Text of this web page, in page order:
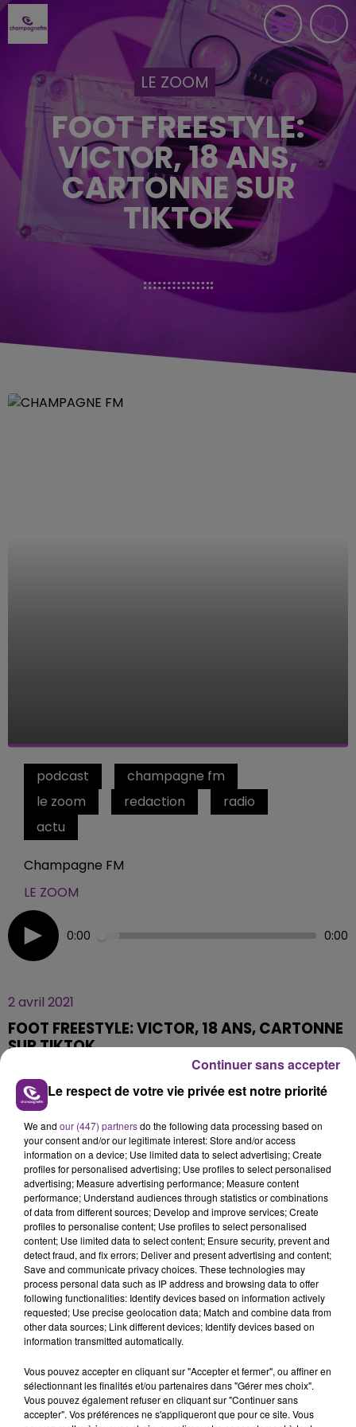
LE ZOOM
FOOT FREESTYLE:
VICTOR, 18 ANS,
CARTONNE SUR
TIKTOK
podcast
champagne fm
le zoom
redaction
radio
actu
Champagne FM
LE ZOOM
0:00 0:00
2 avril 2021
FOOT FREESTYLE: VICTOR, 18 ANS, CARTONNE
SUR TIKTOK
Jongles, "tour du monde", petit ponts... Victor nous a
tout fait lors de son passage dans nos studios. Le jeune
homme originaire de Champigny compte 1,7 millions
d'abonnés sur TikTok.
TITRES DIFFUSÉS
14h43
14h43
Le respect de votre vie privée est notre priorité
We and our (447) partnersdo the following data processing based on
your consent and/or our legitimate interest: Store and/or access
information on a device; Use limited data to select advertising; Create
profiles for personalised advertising; Use profiles to select personalised
advertising; Measure advertising performance; Measure content
performance; Understand audiences through statistics or combinations
of data from different sources; Develop and improve services; Create
profiles to personalise content; Use profiles to select personalised
content; Use limited data to select content; Ensure security, prevent and
detect fraud, and fix errors; Deliver and present advertising and content;
Save and communicate privacy choices. These technologies may
process personal data such as IP address and browsing data to offer
following functionalities: Identify devices based on information actively
requested; Use precise geolocation data; Match and combine data from
other data sources; Link different devices; Identify devices based on
information transmitted automatically.
Vous pouvez accepter en cliquant sur "Accepter et fermer", ou affiner en
sélectionnant les finalités et/ou partenaires dans "Gérer mes choix".
Vous pouvez également refuser en cliquant sur "Continuer sans
accepter". Vos préférences ne s'appliqueront que pour ce site. Vous
Continuer sans accepter